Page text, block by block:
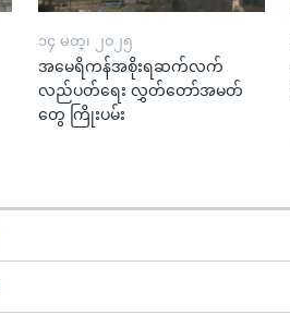
၁၄ မတ္၊ ၂၀၂၅
အမေရိကန်အစိုးရဆက်လက်
လည်ပတ်ရေး လွှတ်တော်အမတ်
တွေ ကြိုးပမ်း